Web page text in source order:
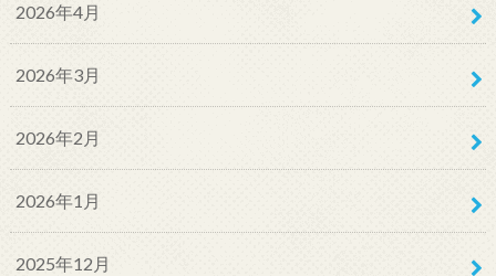
2026年4月
2026年3月
2026年2月
2026年1月
2025年12月